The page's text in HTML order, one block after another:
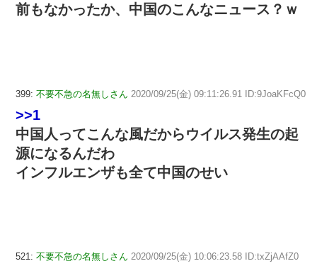
前もなかったか、中国のこんなニュース？ｗ
399: 不要不急の名無しさん 2020/09/25(金) 09:11:26.91 ID:9JoaKFcQ0
>>1
中国人ってこんな風だからウイルス発生の起
源になるんだわ
インフルエンザも全て中国のせい
521: 不要不急の名無しさん 2020/09/25(金) 10:06:23.58 ID:txZjAAfZ0